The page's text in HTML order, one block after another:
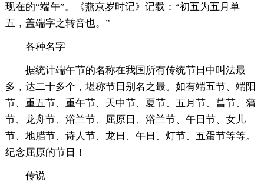
现在的“端午”。《燕京岁时记》记载：“初五为五月单
五，盖端字之转音也。”
各种名字
据统计端午节的名称在我国所有传统节日中叫法最
多，达二十多个，堪称节日别名之最。如有端五节、端阳
节、重五节、重午节、天中节、夏节、五月节、菖节、蒲
节、龙舟节、浴兰节、屈原日、浴兰节、午日节、女儿
节、地腊节、诗人节、龙日、午日、灯节、五蛋节等等。
纪念屈原的节日！
传说